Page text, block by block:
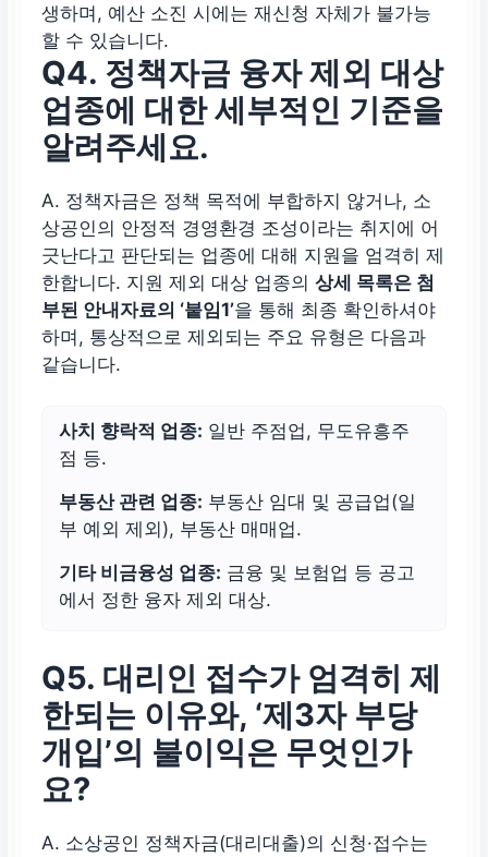
생하며, 예산 소진 시에는 재신청 자체가 불가능
할 수 있습니다.
Q4. 정책자금 융자 제외 대상
업종에 대한 세부적인 기준을
알려주세요.
A. 정책자금은 정책 목적에 부합하지 않거나, 소
상공인의 안정적 경영환경 조성이라는 취지에 어
긋난다고 판단되는 업종에 대해 지원을 엄격히 제
한합니다. 지원 제외 대상 업종의상세 목록은 첨
부된 안내자료의 ‘붙임1’을 통해 최종 확인하셔야
하며, 통상적으로 제외되는 주요 유형은 다음과
같습니다.
사치 향락적 업종: 일반 주점업, 무도유흥주
점 등.
부동산 관련 업종: 부동산 임대 및 공급업(일
부 예외 제외), 부동산 매매업.
기타 비금융성 업종: 금융 및 보험업 등 공고
에서 정한 융자 제외 대상.
Q5. 대리인 접수가 엄격히 제
한되는 이유와, ‘제3자 부당
개입’의 불이익은 무엇인가
요?
A. 소상공인 정책자금(대리대출)의 신청·접수는